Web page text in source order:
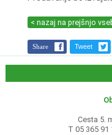
< nazaj na prejšnjo
Share Tweet
Cesta 5.
T 05 365 91